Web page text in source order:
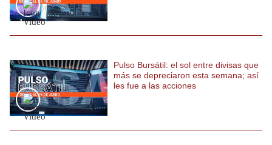
Pulso Bursátil: el sol entre divisas que
más se depreciaron esta semana; así
les fue a las acciones